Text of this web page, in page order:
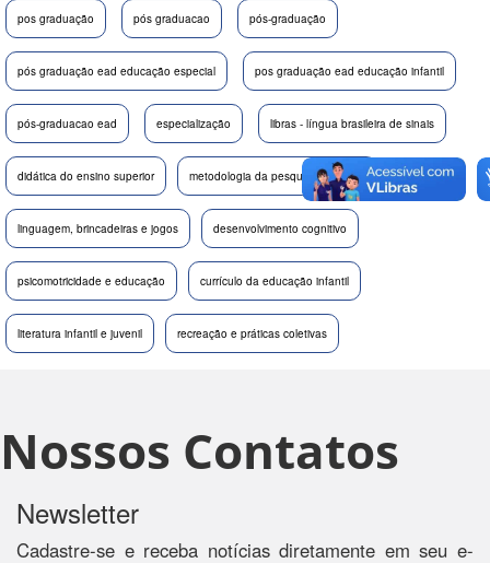
pos graduação pós graduacao pós-graduação
pós graduação ead educação especial pos graduação ead educação infantil
pós-graduacao ead especialização libras - língua brasileira de sinais
didática do ensino superior metodologia da pesquisa científica
linguagem, brincadeiras e jogos desenvolvimento cognitivo
psicomotricidade e educação currículo da educação infantil
literatura infantil e juvenil recreação e práticas coletivas
Nossos Contatos
Newsletter
Cadastre-se e receba notícias diretamente em seu e-